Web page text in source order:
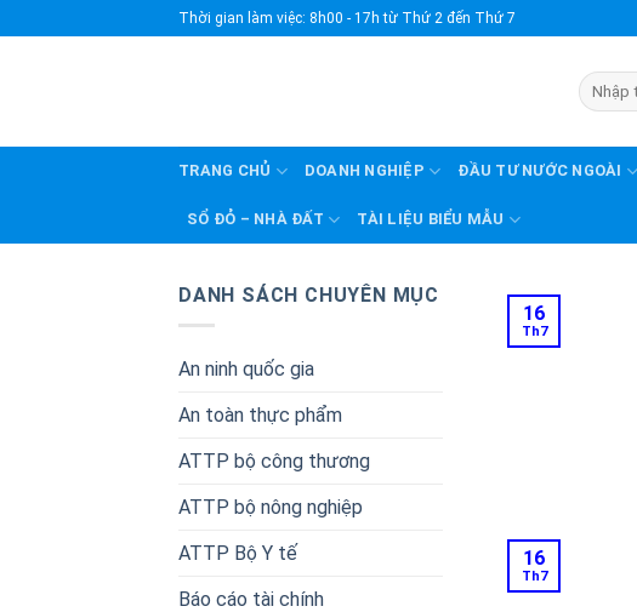
to
Thời gian làm việc: 8h00 - 17h từ Thứ 2 đến Thứ 7
TRANG CHỦ DOANH NGHIỆP ĐẦU TƯ NƯỚC NGOÀI
SỔ ĐỎ – NHÀ ĐẤT TÀI LIỆU BIỂU MẪU
DANH SÁCH CHUYÊN MỤC
An ninh quốc gia
An toàn thực phẩm
ATTP bộ công thương
ATTP bộ nông nghiệp
ATTP Bộ Y tế
Báo cáo tài chính
16
Th7
16
Th7